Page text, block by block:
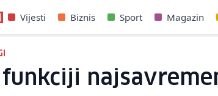
Vijesti Biznis Sport Magazin
funkciji